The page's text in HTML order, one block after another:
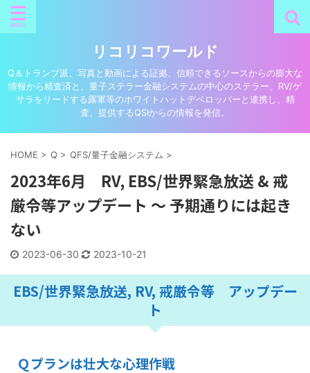
リコリコワールド
Q＆トランプ派、写真と動画による証拠、信頼できるソースからの膨大な
情報から精査済と、量子ステラー金融システムの中心のステラー、RV/ゲ
サラをリードする露軍等のホワイトハットデベロッパーと連携し、精
査、提供するQSIからの情報を発信。
HOME > Q > QFS/量子金融システム >
2023年6月 RV, EBS/世界緊急放送 & 戒
厳令等アップデート ～ 予期通りには起き
ない
2023-06-30 2023-10-21
EBS/世界緊急放送, RV, 戒厳令等 アップデー
ト
Ｑプランは壮大な心理作戦